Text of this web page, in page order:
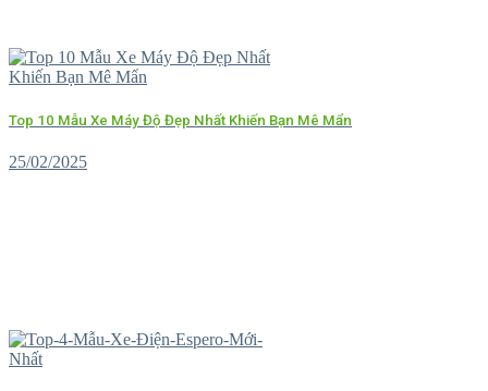
Top 10 Mẫu Xe Máy Độ Đẹp Nhất Khiến Bạn Mê Mẩn
25/02/2025